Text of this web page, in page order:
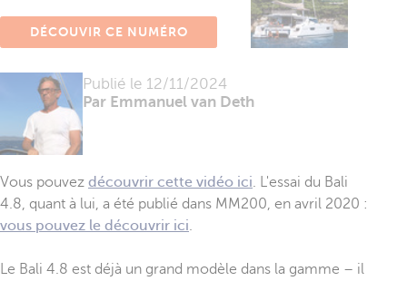
Publié le 12/11/2024
Par Emmanuel van Deth
DÉCOUVIR CE NUMÉRO
Vous pouvez découvrir cette vidéo ici . L'essai du Bali
4.8, quant à lui, a été publié dans MM200, en avril 2020 :
vous pouvez le découvrir ici
Le Bali 4.8 est déjà un grand modèle dans la gamme – il